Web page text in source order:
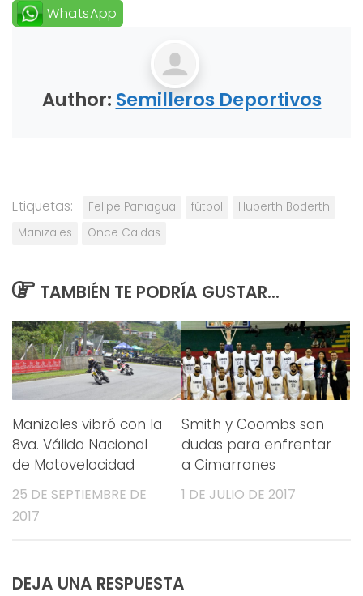
WhatsApp
Author: Semilleros Deportivos
Etiquetas: Felipe Paniagua fútbol
Huberth Boderth
Manizales
Once Caldas
TAMBIÉN TE PODRÍA GUSTAR...
Manizales vibró con la
8va. Válida Nacional
de Motovelocidad
25 DE SEPTIEMBRE DE
2017
Smith y Coombs son
dudas para enfrentar
a Cimarrones
1 DE JULIO DE 2017
DEJA UNA RESPUESTA